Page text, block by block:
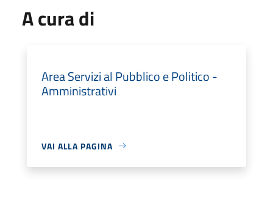
A cura di
Area Servizi al Pubblico e Politico -
Amministrativi
VAI ALLA PAGINA